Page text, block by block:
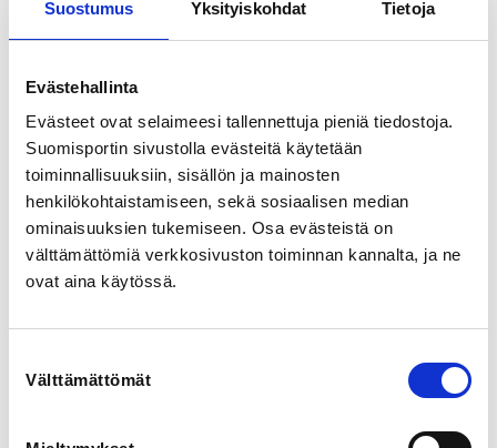
Suostumus Yksityiskohdat Tietoja
Evästehallinta
Evästeet ovat selaimeesi tallennettuja pieniä tiedostoja.
Suomisportin sivustolla evästeitä käytetään
toiminnallisuuksiin, sisällön ja mainosten
henkilökohtaistamiseen, sekä sosiaalisen median
ominaisuuksien tukemiseen. Osa evästeistä on
välttämättömiä verkkosivuston toiminnan kannalta, ja ne
ovat aina käytössä.
valinta
Välttämättömät
Hamina
REGISTRATION PERIOD
We 20.5.2026 at 09:00 - Fr 3.7.2026 at 18:00
PRICE
Kesäleiri 80,00 €